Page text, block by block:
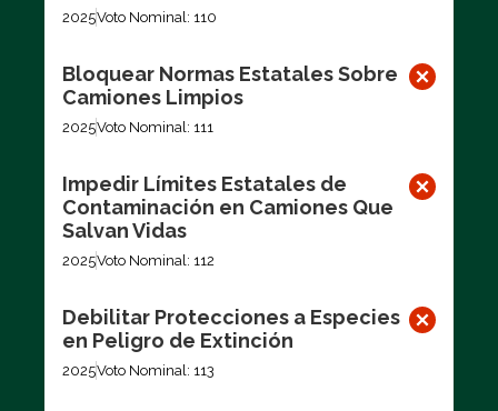
2025Voto Nominal: 110
Bloquear Normas Estatales Sobre
Camiones Limpios
2025Voto Nominal: 111
Impedir Límites Estatales de
Contaminación en Camiones Que
Salvan Vidas
2025Voto Nominal: 112
Debilitar Protecciones a Especies
en Peligro de Extinción
2025Voto Nominal: 113